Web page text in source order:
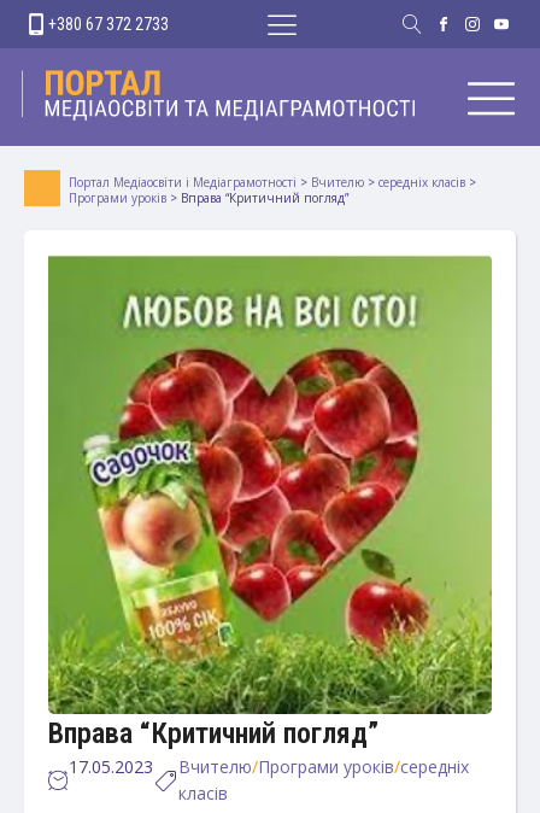
+380 67 372 2733
Портал Медіаосвіти і Медіаграмотності > Вчителю > середніх класів >
Програми уроків > Вправа “Критичний погляд”
Вправа “Критичний погляд”
17.05.2023 Вчителю/Програми уроків/середніх
класів